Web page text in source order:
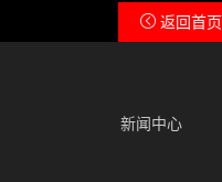
返回首页
新闻中心